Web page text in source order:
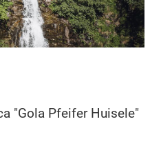
"Gola Pfeifer Huisele"